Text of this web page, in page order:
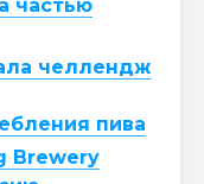
частью
челлендж
пива
Brewery